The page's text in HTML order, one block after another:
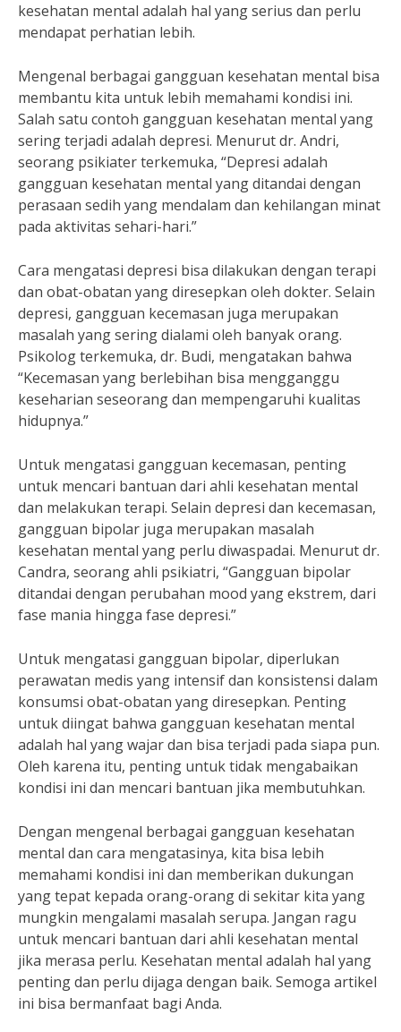
kesehatan mental adalah hal yang serius dan perlu
mendapat perhatian lebih.
Mengenal berbagai gangguan kesehatan mental bisa
membantu kita untuk lebih memahami kondisi ini.
Salah satu contoh gangguan kesehatan mental yang
sering terjadi adalah depresi. Menurut dr. Andri,
seorang psikiater terkemuka, “Depresi adalah
gangguan kesehatan mental yang ditandai dengan
perasaan sedih yang mendalam dan kehilangan minat
pada aktivitas sehari-hari.”
Cara mengatasi depresi bisa dilakukan dengan terapi
dan obat-obatan yang diresepkan oleh dokter. Selain
depresi, gangguan kecemasan juga merupakan
masalah yang sering dialami oleh banyak orang.
Psikolog terkemuka, dr. Budi, mengatakan bahwa
“Kecemasan yang berlebihan bisa mengganggu
keseharian seseorang dan mempengaruhi kualitas
hidupnya.”
Untuk mengatasi gangguan kecemasan, penting
untuk mencari bantuan dari ahli kesehatan mental
dan melakukan terapi. Selain depresi dan kecemasan,
gangguan bipolar juga merupakan masalah
kesehatan mental yang perlu diwaspadai. Menurut dr.
Candra, seorang ahli psikiatri, “Gangguan bipolar
ditandai dengan perubahan mood yang ekstrem, dari
fase mania hingga fase depresi.”
Untuk mengatasi gangguan bipolar, diperlukan
perawatan medis yang intensif dan konsistensi dalam
konsumsi obat-obatan yang diresepkan. Penting
untuk diingat bahwa gangguan kesehatan mental
adalah hal yang wajar dan bisa terjadi pada siapa pun.
Oleh karena itu, penting untuk tidak mengabaikan
kondisi ini dan mencari bantuan jika membutuhkan.
Dengan mengenal berbagai gangguan kesehatan
mental dan cara mengatasinya, kita bisa lebih
memahami kondisi ini dan memberikan dukungan
yang tepat kepada orang-orang di sekitar kita yang
mungkin mengalami masalah serupa. Jangan ragu
untuk mencari bantuan dari ahli kesehatan mental
jika merasa perlu. Kesehatan mental adalah hal yang
penting dan perlu dijaga dengan baik. Semoga artikel
ini bisa bermanfaat bagi Anda.